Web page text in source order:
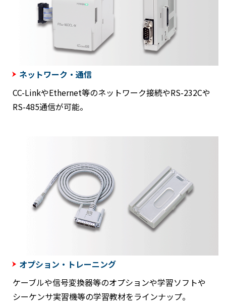
ネットワーク・通信
CC-LinkやEthernet等のネットワーク接続やRS-232Cや
RS-485通信が可能。
オプション・トレーニング
ケーブルや信号変換器等のオプションや学習ソフトや
シーケンサ実習機等の学習教材をラインナップ。